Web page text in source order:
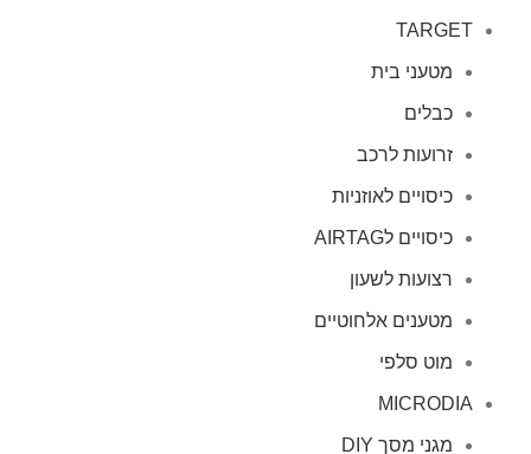
TARGET
מטעני בית
כבלים
זרועות לרכב
כיסויים לאוזניות
כיסויים לAIRTAG
רצועות לשעון
מטענים אלחוטיים
מוט סלפי
MICRODIA
מגני מסך DIY